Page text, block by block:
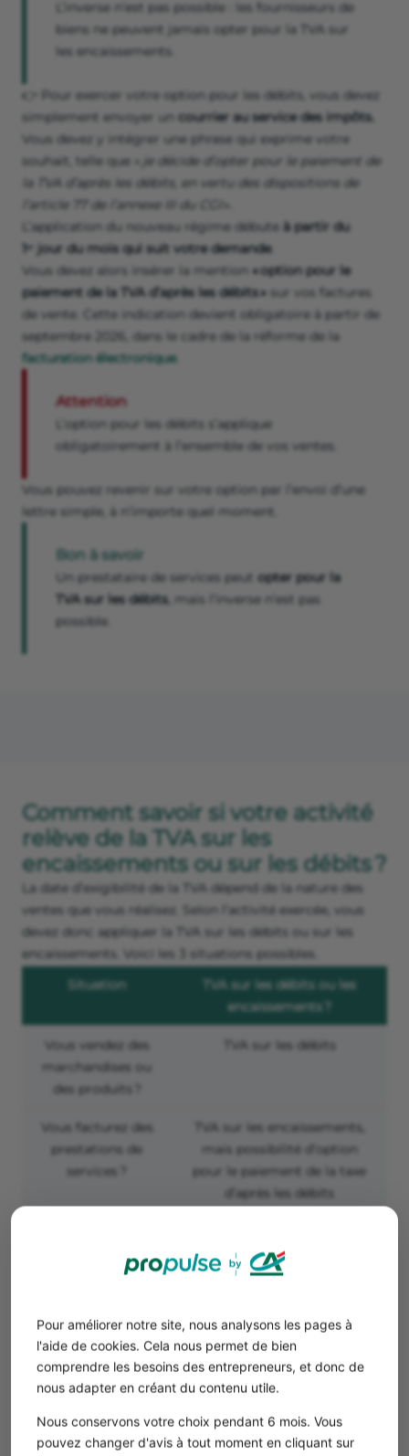
Pour améliorer notre site, nous analysons les pages à
l'aide de cookies. Cela nous permet de bien
comprendre les besoins des entrepreneurs, et donc de
nous adapter en créant du contenu utile.
Nous conservons votre choix pendant 6 mois. Vous
pouvez changer d'avis à tout moment en cliquant sur
L’inverse n’est pas possible : les fournisseurs de
biens ne peuvent jamais opter pour la TVA sur
les encaissements.
👉 Pour exercer votre option pour les débits, vous devez
simplement envoyer un courrier au service des impôts.
Vous devez y intégrer une phrase qui exprime votre
souhait, telle que « je décide d’opter pour le paiement de
la TVA d’après les débits, en vertu des dispositions de
l’article 77 de l’annexe III du CGI
».
L’application du nouveau régime débute à partir du
1ᵉʳ jour du mois qui suit votre demande.
Vous devez alors insérer la mention « option pour le
paiement de la TVA d’après les débits » sur vos factures
de vente. Cette indication devient obligatoire à partir de
septembre 2026, dans le cadre de la réforme de la
facturation électronique.
Attention
L’option pour les débits s’applique
obligatoirement à l’ensemble de vos ventes.
Vous pouvez revenir sur votre option par l’envoi d’une
lettre simple, à n’importe quel moment.
Bon à savoir
Un prestataire de services peut opter pour la
TVA sur les débits, mais l’inverse n’est pas
possible.
Comment savoir si votre activité
relève de la TVA sur les
encaissements ou sur les débits ?
La date d’exigibilité de la TVA dépend de la nature des
ventes que vous réalisez. Selon l’activité exercée, vous
devez donc appliquer la TVA sur les débits ou sur les
encaissements. Voici les 3 situations possibles.
Situation
TVA sur les débits ou les
encaissements ?
Vous vendez des
marchandises ou
des produits ?
TVA sur les débits
Vous facturez des
prestations de
services ?
TVA sur les encaissements,
mais possibilité d’option
pour le paiement de la taxe
d’après les débits
nature de l’opération, ou
option globale pour la TVA
Exemple
Lesconsultants, développeurs webet
graphistessont des prestataires de services ➡️
Ils relèvent de la TVA sur les encaissements,
sauf option contraire.